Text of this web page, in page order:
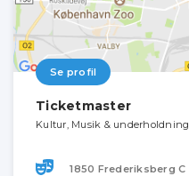
Se profil
Ticketmaster
Kultur, Musik & underholdning
1850 Frederiksberg C